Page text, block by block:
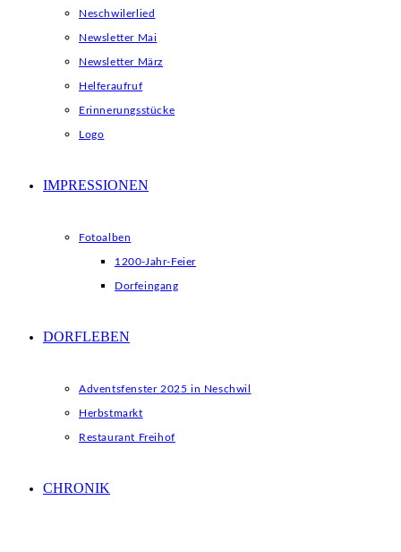
Neschwilerlied
Newsletter Mai
Newsletter März
Helferaufruf
Erinnerungsstücke
Logo
IMPRESSIONEN
Fotoalben
1200-Jahr-Feier
Dorfeingang
DORFLEBEN
Adventsfenster 2025 in Neschwil
Herbstmarkt
Restaurant Freihof
CHRONIK